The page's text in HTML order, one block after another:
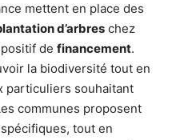
mettent en place des
d’arbres chez
de financement.
la biodiversité tout en
particuliers souhaitant
communes proposent
spécifiques, tout en